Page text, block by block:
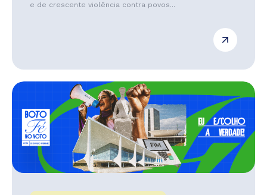
e de crescente violência contra povos...